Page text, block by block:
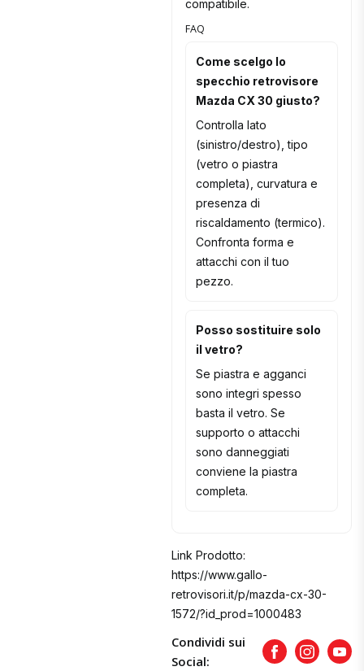
compatibile.
FAQ
Come scelgo lo
specchio retrovisore
Mazda CX 30 giusto?
Controlla lato
(sinistro/destro), tipo
(vetro o piastra
completa), curvatura e
presenza di
riscaldamento (termico).
Confronta forma e
attacchi con il tuo
pezzo.
Posso sostituire solo
il vetro?
Se piastra e agganci
sono integri spesso
basta il vetro. Se
supporto o attacchi
sono danneggiati
conviene la piastra
completa.
Link Prodotto:
https://www.gallo-
retrovisori.it/p/mazda-cx-30-
1572/?id_prod=1000483
Condividi sui
Social:
FacebookInstagram